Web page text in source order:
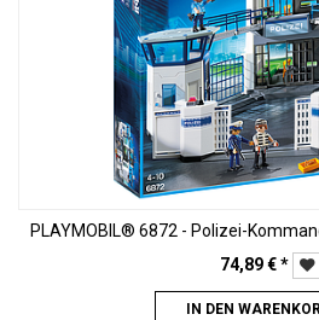
PLAYMOBIL® 6872 - Polizei-
74,89€*
IN DEN